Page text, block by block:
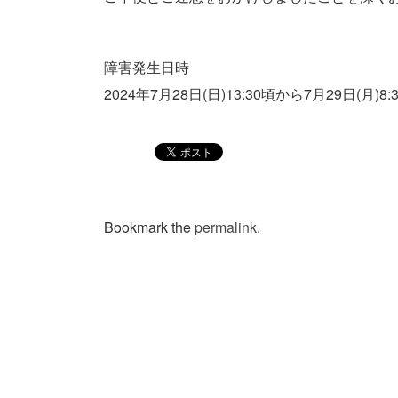
障害発生日時
2024年7月28日(日)13:30頃から7月29日(月
Bookmark the permalink.